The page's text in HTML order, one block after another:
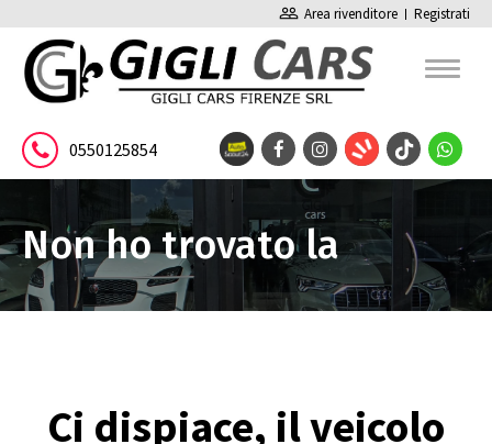
people_outline Area rivenditore Registrati
0550125854
Non ho trovato la
Ci dispiace, il veicolo